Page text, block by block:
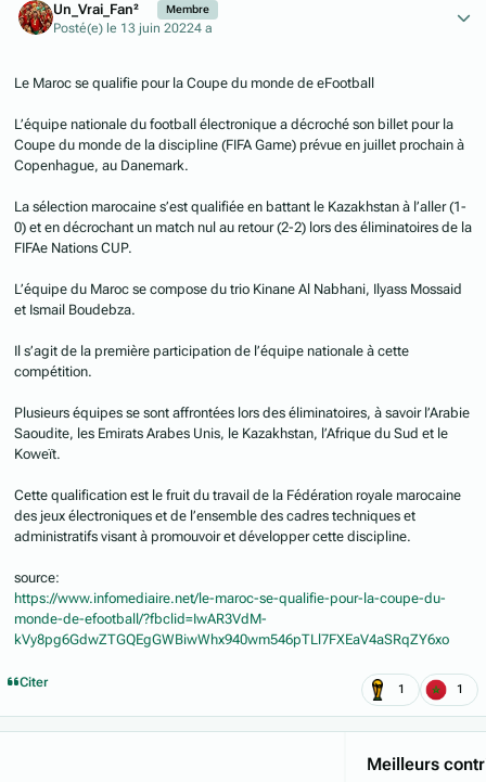
Un_Vrai_Fan² Membre
Posté(e) le 13 juin 20224 a
Le Maroc se qualifie pour la Coupe du monde de eFootball
L’équipe nationale du football électronique a décroché son billet pour la
Coupe du monde de la discipline (FIFA Game) prévue en juillet prochain à
Copenhague, au Danemark.
La sélection marocaine s’est qualifiée en battant le Kazakhstan à l’aller (1-
0) et en décrochant un match nul au retour (2-2) lors des éliminatoires de la
FIFAe Nations CUP.
L’équipe du Maroc se compose du trio Kinane Al Nabhani, Ilyass Mossaid
et Ismail Boudebza.
Il s’agit de la première participation de l’équipe nationale à cette
compétition.
Plusieurs équipes se sont affrontées lors des éliminatoires, à savoir l’Arabie
Saoudite, les Emirats Arabes Unis, le Kazakhstan, l’Afrique du Sud et le
Koweït.
Cette qualification est le fruit du travail de la Fédération royale marocaine
des jeux électroniques et de l’ensemble des cadres techniques et
administratifs visant à promouvoir et développer cette discipline.
source:
https://www.infomediaire.net/le-maroc-se-qualifie-pour-la-coupe-du-
monde-de-efootball/?fbclid=IwAR3VdM-
kVy8pg6GdwZTGQEgGWBiwWhx940wm546pTLl7FXEaV4aSRqZY6xo
Citer 1 1
Meilleurs